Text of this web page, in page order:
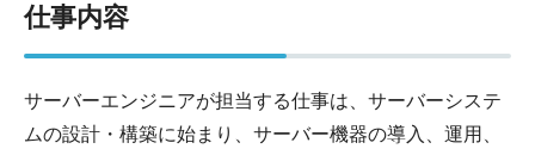
仕事内容
サーバーエンジニアが担当する仕事は、サーバーシステ
ムの設計・構築に始まり、サーバー機器の導入、運用、